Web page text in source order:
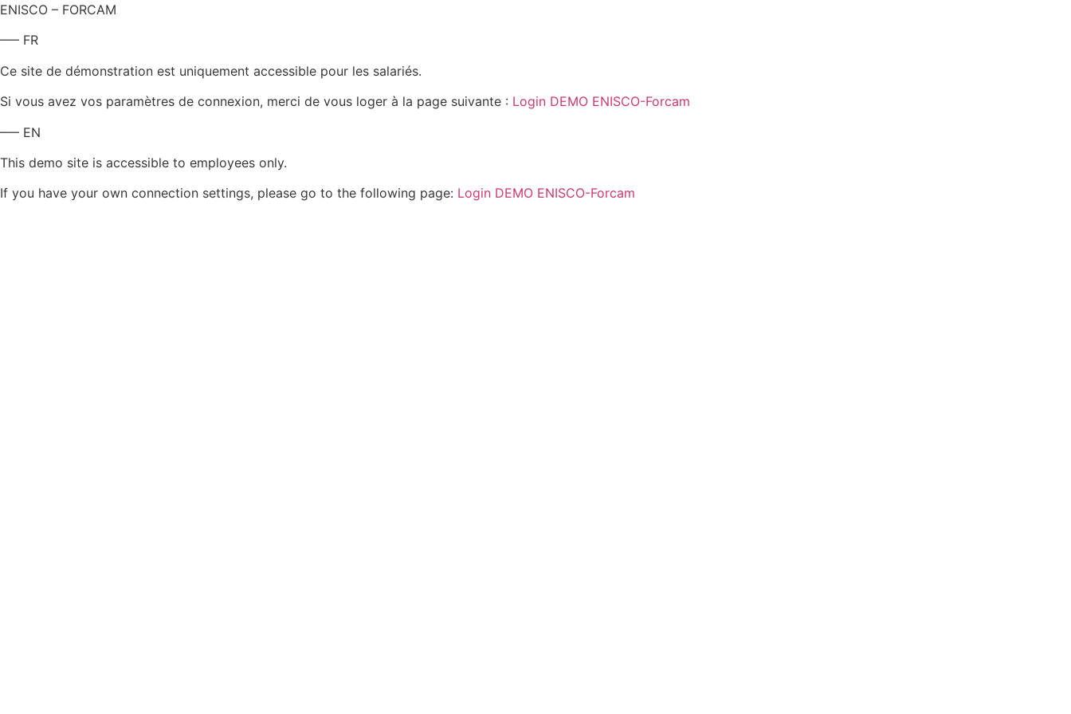
ENISCO – FORCAM
—– FR
Ce site de démonstration est uniquement accessible pour les salariés.
Si vous avez vos paramètres de connexion, merci de vous loger à la page suivante : Login DEMO ENISCO-Forcam
—– EN
This demo site is accessible to employees only.
If you have your own connection settings, please go to the following page: Login DEMO ENISCO-Forcam